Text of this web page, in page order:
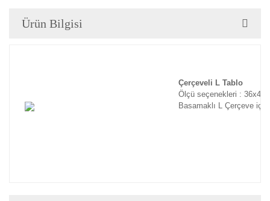
Ürün Bilgisi
Çerçeveli L Tablo
Ölçü seçenekleri :
Basamaklı L Çerçeve